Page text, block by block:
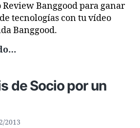
Banggood para ganar
tecnologías con tu vídeo
Banggood.
Primer
Banggood
de Socio por un
2013